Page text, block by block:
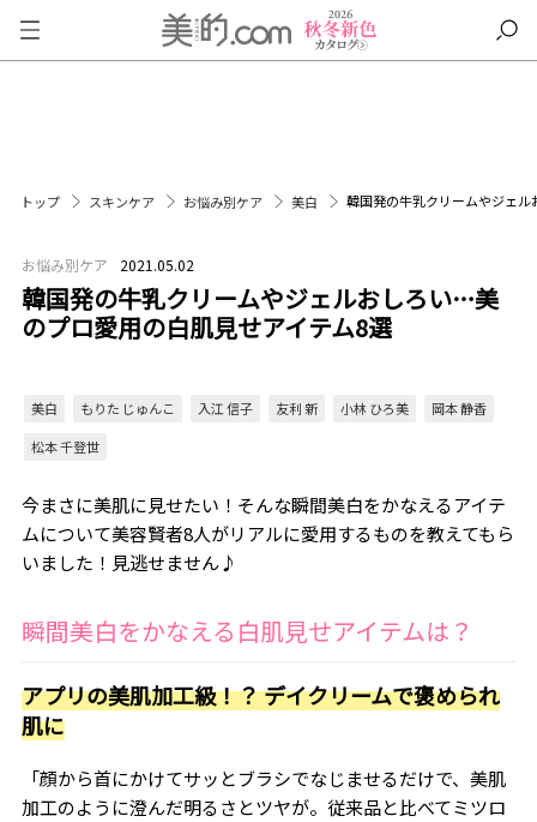
トップ スキンケア お悩み別ケア 美白 韓国発の牛乳クリームやジェ
お悩み別ケア 2021.05.02
韓国発の牛乳クリームやジェルおしろい…美
のプロ愛用の白肌見せアイテム8選
美白 もりた じゅんこ 入江 信子 友利 新 小林 ひろ美
岡本 静香
松本 千登世
今まさに美肌に見せたい！そんな瞬間美白をかなえるアイテ
ムについて美容賢者8人がリアルに愛用するものを教えてもら
いました！見逃せません♪
瞬間美白をかなえる白肌見せアイテムは？
アプリの美肌加工級！？ デイクリームで褒められ
肌に
「顔から首にかけてサッとブラシでなじませるだけで、美肌
加工のように澄んだ明るさとツヤが。従来品と比べてミツロ